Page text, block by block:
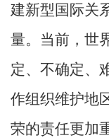
建新型国际关
量。当前，世
定、不确定、
作组织维护地
荣的责任更加